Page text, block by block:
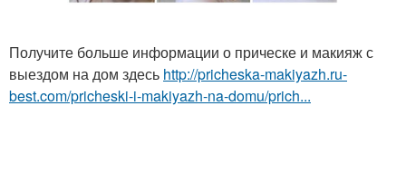
Получите больше информации о прическе и макияж с
выездом на дом здесь http://pricheska-makiyazh.ru-
best.com/pricheski-i-makiyazh-na-domu/prich...